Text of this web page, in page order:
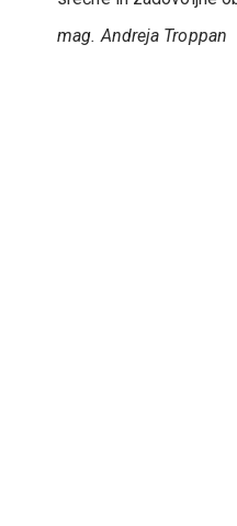
mag. Andreja Troppan